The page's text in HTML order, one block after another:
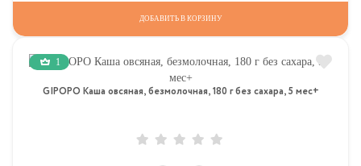
ДОБАВИТЬ В КОРЗИНУ
1
GIPOPO Каша овсяная, безмолочная, 180 г без сахара, 5 мес+